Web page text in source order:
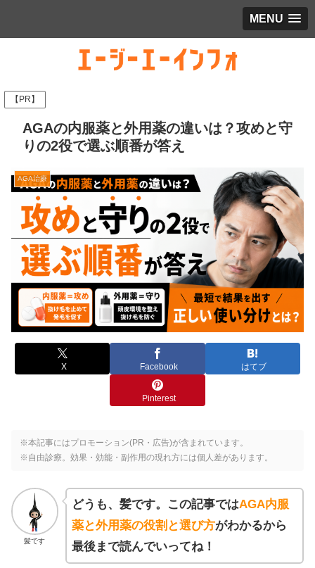
MENU
【PR】
AGAの内服薬と外用薬の違いは？攻めと守
りの2役で選ぶ順番が答え
AGA治療
X Facebook はてブ
Pinterest
※本記事にはプロモーション(PR・広告)が含まれています。
※自由診療。効果・効能・副作用の現れ方には個人差があります。
髪です
どうも、髪です。この記事ではAGA内服
薬と外用薬の役割と選び方がわかるから
最後まで読んでいってね！